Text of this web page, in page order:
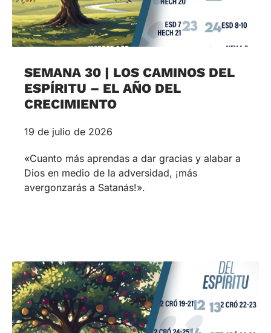
SEMANA 30 | LOS CAMINOS DEL
ESPÍRITU – EL AÑO DEL
CRECIMIENTO
19 de julio de 2026
«Cuanto más aprendas a dar gracias y alabar a
Dios en medio de la adversidad, ¡más
avergonzarás a Satanás!».